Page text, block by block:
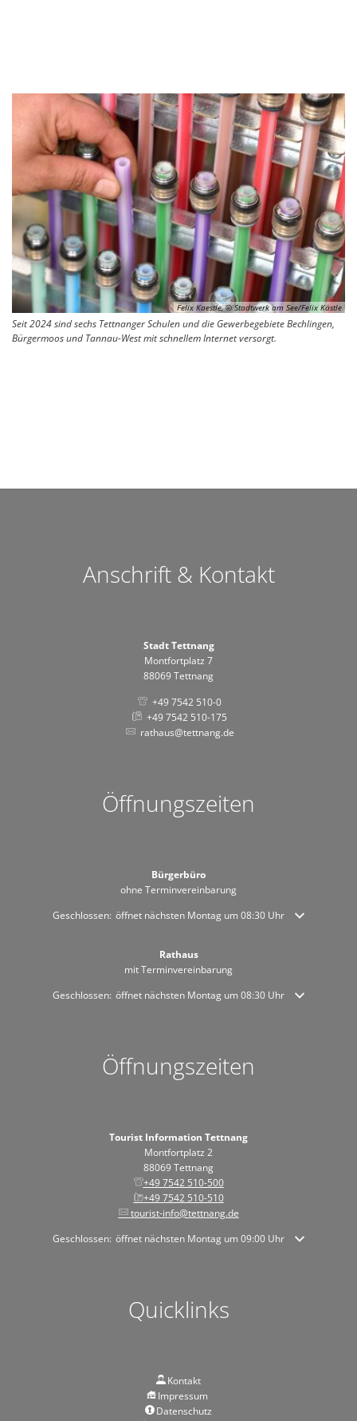
Felix Kaestle, © Stadtwerk am See/Felix Kästle
Seit 2024 sind sechs Tettnanger Schulen und die Gewerbegebiete Bechlingen,
Bürgermoos und Tannau-West mit schnellem Internet versorgt.
Anschrift & Kontakt
Stadt Tettnang
Montfortplatz 7
88069 Tettnang
+49 7542 510-0
+49 7542 510-175
rathaus@tettnang.de
Öffnungszeiten
Bürgerbüro
ohne Terminvereinbarung
Klicken, um weitere Öffnungs- oder Schließzeiten auszublenden
Geschlossen: öffnet nächsten Montag um 08:30 Uhr
Rathaus
mit Terminvereinbarung
Klicken, um weitere Öffnungs- oder Schließzeiten auszublenden
Geschlossen: öffnet nächsten Montag um 08:30 Uhr
Öffnungszeiten
Tourist Information Tettnang
Montfortplatz 2
88069 Tettnang
+49 7542 510-500
+49 7542 510-510
tourist-info@tettnang.de
Klicken, um weitere Öffnungs- oder Schließzeiten auszublenden
Geschlossen: öffnet nächsten Montag um 09:00 Uhr
Quicklinks
Kontakt
Impressum
Datenschutz